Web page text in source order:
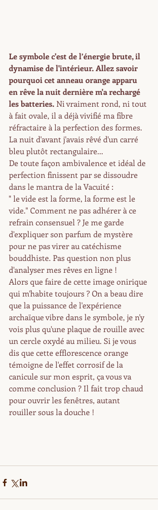
Le symbole c'est de l’énergie brute, il
dynamise de l'intérieur. Allez savoir
pourquoi cet anneau orange apparu
en rêve la nuit dernière m'a rechargé
les batteries. Ni vraiment rond, ni tout
à fait ovale, il a déjà vivifié ma fibre
réfractaire à la perfection des formes.
La nuit d'avant j'avais rêvé d'un carré
bleu plutôt rectangulaire...
De toute façon ambivalence et idéal de
perfection finissent par se dissoudre
dans le mantra de la Vacuité :
" le vide est la forme, la forme est le
vide." Comment ne pas adhérer à ce
refrain consensuel ? Je me garde
d'expliquer son parfum de mystère
pour ne pas virer au catéchisme
bouddhiste. Pas question non plus
d'analyser mes rêves en ligne !
Alors que faire de cette image onirique
qui m'habite toujours ? On a beau dire
que la puissance de l'expérience
archaïque vibre dans le symbole, je n'y
vois plus qu'une plaque de rouille avec
un cercle oxydé au milieu. Si je vous
dis que cette efflorescence orange
témoigne de l'effet corrosif de la
canicule sur mon esprit, ça vous va
comme conclusion ? Il fait trop chaud
pour ouvrir les fenêtres, autant
rouiller sous la douche !